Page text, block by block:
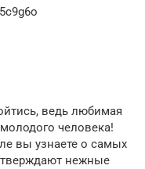
ведь любимая
человека!
вы узнаете о самых
нежные